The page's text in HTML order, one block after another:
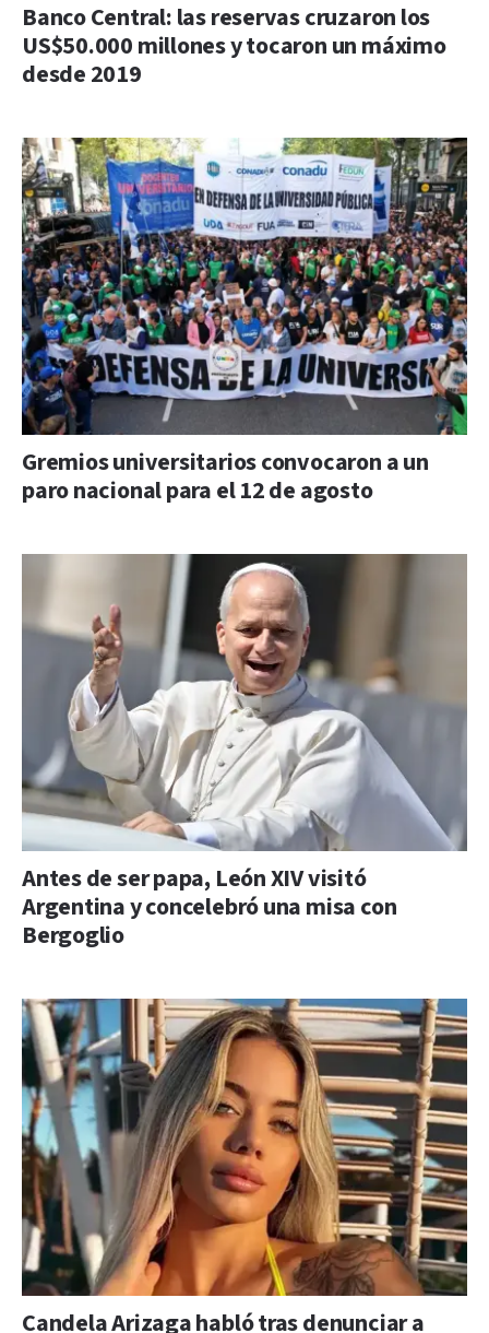
Banco Central: las reservas cruzaron los
US$50.000 millones y tocaron un máximo
desde 2019
Gremios universitarios convocaron a un
paro nacional para el 12 de agosto
Antes de ser papa, León XIV visitó
Argentina y concelebró una misa con
Bergoglio
Candela Arizaga habló tras denunciar a